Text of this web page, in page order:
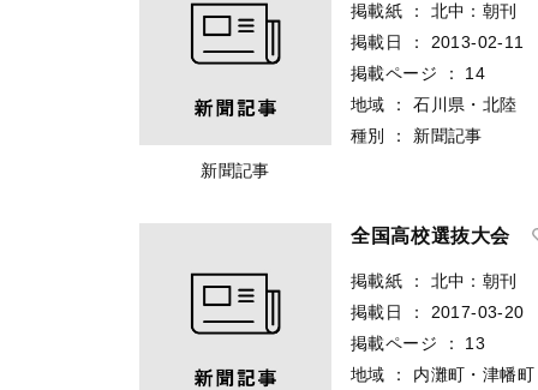
新聞記事
掲載紙 ：
北中：朝刊
掲載日
：
2013-02-11
掲載ページ
：
14
地域
：
石川県・北陸
種別
： 新聞記事
全国高校選抜大会
掲載紙 ：
北中：朝刊
掲載日
：
2017-03-20
掲載ページ
：
13
地域
：
内灘町・津幡町